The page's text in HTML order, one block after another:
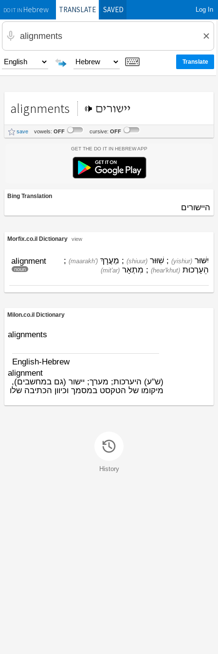
DO IT INHebrewTRANSLATE SAVED Log In
alignments יישורים
save vowels: OFF cursive: OFF
Get the Do It In Hebrew App
Bing Translation
היישורים
Morfix.co.il Dictionary view
alignment
noun
(yishׁur) יִשּׁוּר ;
(shiuur) שִׁוּוּר ;
(maarakh') מַעֲרָךְ ;
(hear'khut) הֵעָרְכוּת ;
(mit'ar) מִתְאָר
Milon.co.il Dictionary
alignments
English-Hebrew
alignment
(ש"ע) היערכות; מערך; יישור (גם במחשבים),
מיקומו של הטקסט במסמך וכיוון הכתיבה שלו
History